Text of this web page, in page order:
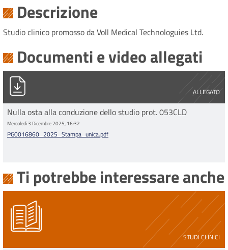
Descrizione
Studio clinico promosso da Voll Medical Technologuies Ltd.
Documenti e video allegati
ALLEGATO
PG0016860_2025_Stampa_unica.pdf
Nulla osta alla conduzione dello studio prot. 053CLD
Mercoledì 3 Dicembre 2025, 16:32
PG0016860_2025_Stampa_unica.pdf
Ti potrebbe interessare anche
STUDI CLINICI